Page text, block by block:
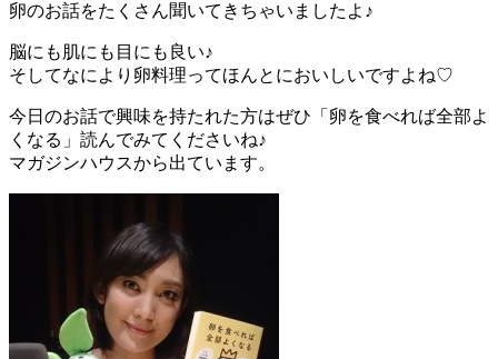
卵のお話をたくさん聞いてきちゃいましたよ♪
脳にも肌にも目にも良い♪
そしてなにより卵料理ってほんとにおいしいですよね♡
今日のお話で興味を持たれた方はぜひ「卵を食べれば全部よ
くなる」読んでみてくださいね♪
マガジンハウスから出ています。